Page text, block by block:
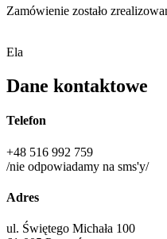
Zamówienie zostało
Ela
Dane kontaktowe
Telefon
+48 516 992 759
/nie odpowiadamy na sms'y/
Adres
ul. Świętego Michała 100